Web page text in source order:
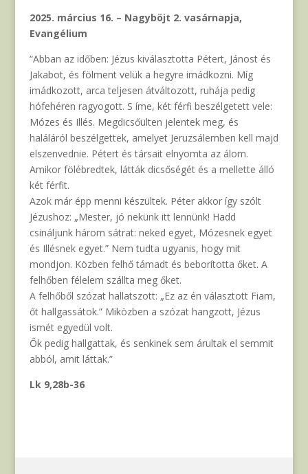
2025. március 16. – Nagyböjt 2. vasárnapja,
Evangélium
“Abban az időben: Jézus kiválasztotta Pétert, Jánost és
Jakabot, és fölment velük a hegyre imádkozni. Míg
imádkozott, arca teljesen átváltozott, ruhája pedig
hófehéren ragyogott. S íme, két férfi beszélgetett vele:
Mózes és Illés. Megdicsőülten jelentek meg, és
haláláról beszélgettek, amelyet Jeruzsálemben kell majd
elszenvednie. Pétert és társait elnyomta az álom.
Amikor fölébredtek, látták dicsőségét és a mellette álló
két férfit.
Azok már épp menni készültek. Péter akkor így szólt
Jézushoz: „Mester, jó nekünk itt lennünk! Hadd
csináljunk három sátrat: neked egyet, Mózesnek egyet
és Illésnek egyet.” Nem tudta ugyanis, hogy mit
mondjon. Közben felhő támadt és beborította őket. A
felhőben félelem szállta meg őket.
A felhőből szózat hallatszott: „Ez az én választott Fiam,
őt hallgassátok.” Miközben a szózat hangzott, Jézus
ismét egyedül volt.
Ők pedig hallgattak, és senkinek sem árultak el semmit
abból, amit láttak.”
Lk 9,28b-36